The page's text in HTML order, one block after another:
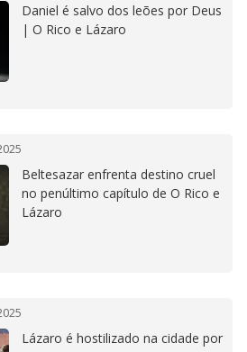
Daniel é salvo dos leões por Deus
| O Rico e Lázaro
Beltesazar enfrenta destino cruel
no penúltimo capítulo de O Rico e
Lázaro
Lázaro é hostilizado na cidade por